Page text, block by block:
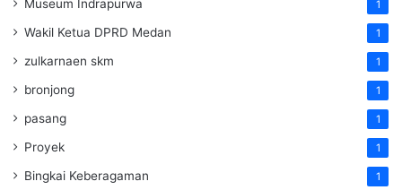
Museum Indrapurwa 1
Wakil Ketua DPRD Medan 1
zulkarnaen skm 1
bronjong 1
pasang 1
Proyek 1
Bingkai Keberagaman 1